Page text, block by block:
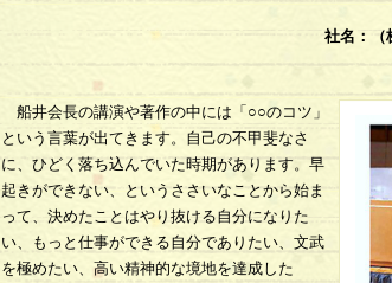
社名：
船井会長の講演や著作の中には「○○のコツ」
という言葉が出てきます。自己の不甲斐なさ
に、ひどく落ち込んでいた時期があります。早
起きができない、というささいなことから始ま
って、決めたことはやり抜ける自分になりた
い、もっと仕事ができる自分でありたい、文武
を極めたい、高い精神的な境地を達成した